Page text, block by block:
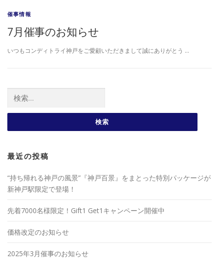
催事情報
7月催事のお知らせ
いつもコンディトライ神戸をご愛顧いただきまして誠にありがとう …
最近の投稿
“持ち帰れる神戸の風景”『神戸百景』をまとった特別パッケージが
新神戸駅限定で登場！
先着7000名様限定！Gift1 Get1キャンペーン開催中
価格改定のお知らせ
2025年3月催事のお知らせ